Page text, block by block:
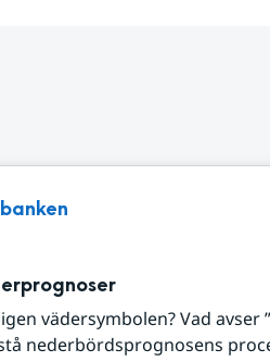
vädersymbolen? Vad avser
nederbördsprognosens